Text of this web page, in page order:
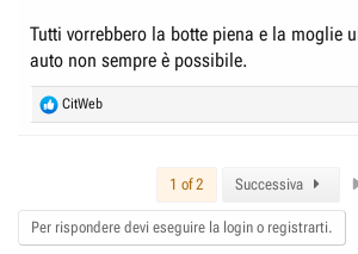
Tutti vorrebbero la botte piena e la moglie
auto non sempre è possibile.
R
e
o
n
CitWeb
1 of 2 Successiva
Per rispondere devi eseguire la login o registrarti.